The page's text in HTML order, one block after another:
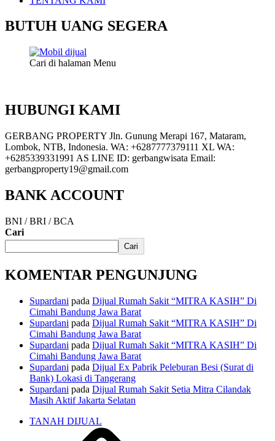
BUTUH UANG SEGERA
Cari di halaman Menu
HUBUNGI KAMI
GERBANG PROPERTY Jln. Gunung Merapi 167, Mataram,
Lombok, NTB, Indonesia. WA: +6287777379111 XL WA:
+6285339331991 AS LINE ID: gerbangwisata Email:
gerbangproperty19@gmail.com
BANK ACCOUNT
BNI / BRI / BCA
Cari
Cari
KOMENTAR PENGUNJUNG
Supardani pada Dijual Rumah Sakit “MITRA KASIH” Di
Cimahi Bandung Jawa Barat
Supardani pada Dijual Rumah Sakit “MITRA KASIH” Di
Cimahi Bandung Jawa Barat
Supardani pada Dijual Rumah Sakit “MITRA KASIH” Di
Cimahi Bandung Jawa Barat
Supardani pada Dijual Ex Pabrik Peleburan Besi (Surat di
Bank) Lokasi di Tangerang
Supardani pada Dijual Rumah Sakit Setia Mitra Cilandak
Masih Aktif Jakarta Selatan
TANAH DIJUAL